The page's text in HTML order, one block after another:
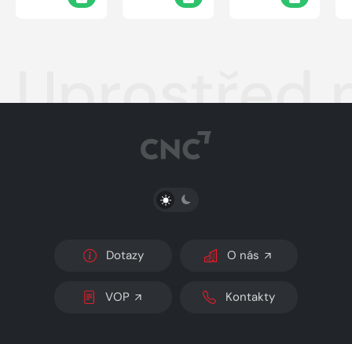
Uprostřed
PŘEPNOUT SVĚTLÝ/TMAVÝ REŽIM
Dotazy O nás
VOP Kontakty